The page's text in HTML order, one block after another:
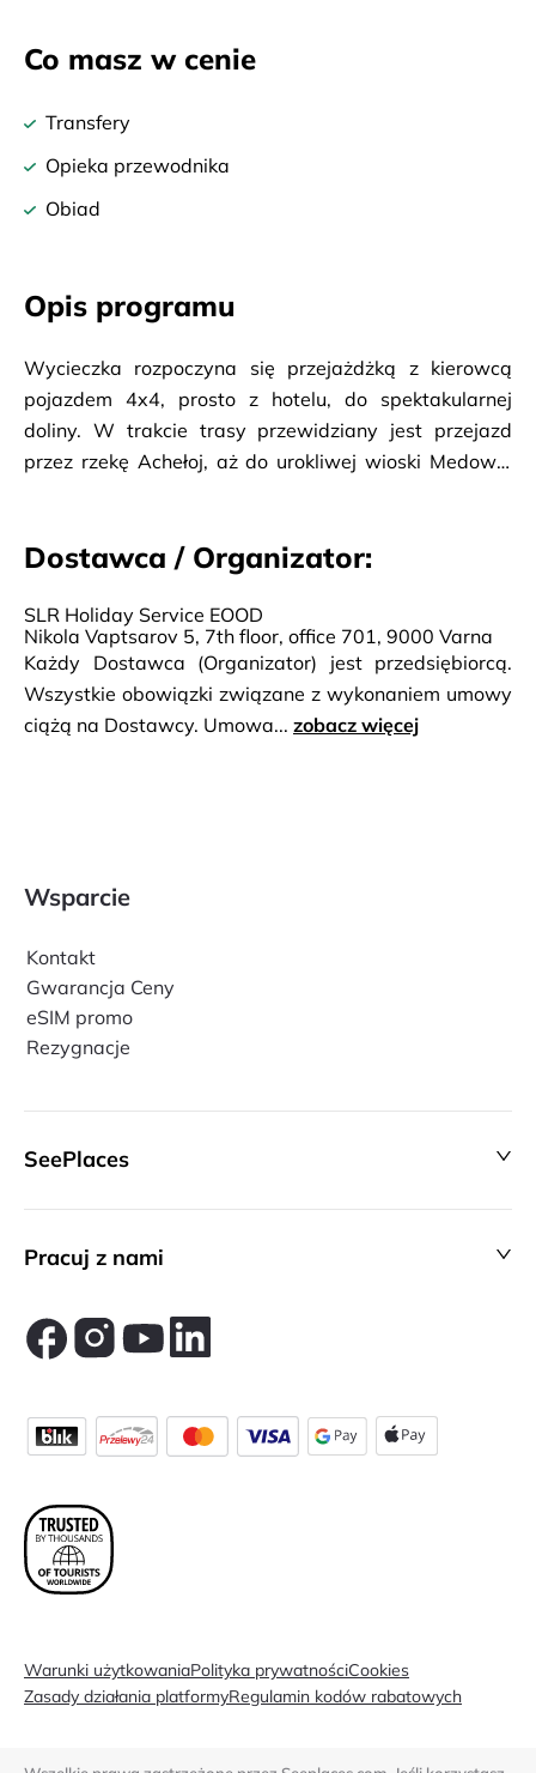
Co masz w cenie
Transfery
Opieka przewodnika
Obiad
Opis programu
Wycieczka rozpoczyna się przejażdżką z kierowcą
pojazdem 4x4, prosto z hotelu, do spektakularnej
doliny. W trakcie trasy przewidziany jest przejazd
przez rzekę Achełoj, aż do urokliwej wioski Medowo.
także odpoczynek wśród leśnej scenerii przy
ceramicznego i tworzenie własnego „arcydzieła” pod
okiem rzemieślników na miejscu. Obiad w lokalnej
tawernie z muzyczną zabawą. Po dniu pełnym
przygód, powrót do hotelu pojazdem 4x4.
Dostawca / Organizator:
SLR Holiday Service EOOD
Nikola Vaptsarov 5, 7th floor, office 701, 9000 Varna
Każdy Dostawca (Organizator) jest przedsiębiorcą.
Wszystkie obowiązki związane z wykonaniem umowy
ciążą na Dostawcy. Umowa... zobacz więcej
Wsparcie
Kontakt
Gwarancja Ceny
eSIM promo
Rezygnacje
SeePlaces
Pracuj z nami
Warunki użytkowaniaPolityka prywatnościCookies
Zasady działania platformyRegulamin kodów rabatowych